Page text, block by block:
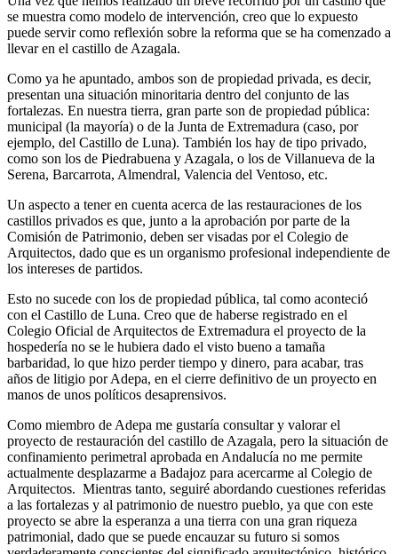
se muestra como modelo de intervención, creo que lo expuesto
puede servir como reflexión sobre la reforma que se ha comenzado a
llevar en el castillo de Azagala.
Como ya he apuntado, ambos son de propiedad privada, es decir,
presentan una situación minoritaria dentro del conjunto de las
fortalezas. En nuestra tierra, gran parte son de propiedad pública:
municipal (la mayoría) o de la Junta de Extremadura (caso, por
ejemplo, del Castillo de Luna). También los hay de tipo privado,
como son los de Piedrabuena y Azagala, o los de Villanueva de la
Serena, Barcarrota, Almendral, Valencia del Ventoso, etc.
Un aspecto a tener en cuenta acerca de las restauraciones de los
castillos privados es que, junto a la aprobación por parte de la
Comisión de Patrimonio, deben ser visadas por el Colegio de
Arquitectos, dado que es un organismo profesional independiente de
los intereses de partidos.
Esto no sucede con los de propiedad pública, tal como aconteció
con el Castillo de Luna. Creo que de haberse registrado en el
Colegio Oficial de Arquitectos de Extremadura el proyecto de la
hospedería no se le hubiera dado el visto bueno a tamaña
barbaridad, lo que hizo perder tiempo y dinero, para acabar, tras
años de litigio por Adepa, en el cierre definitivo de un proyecto en
manos de unos políticos desaprensivos.
Como miembro de Adepa me gustaría consultar y valorar el
proyecto de restauración del castillo de Azagala, pero la situación de
confinamiento perimetral aprobada en Andalucía no me permite
actualmente desplazarme a Badajoz para acercarme al Colegio de
Arquitectos. Mientras tanto, seguiré abordando cuestiones referidas
a las fortalezas y al patrimonio de nuestro pueblo, ya que con este
proyecto se abre la esperanza a una tierra con una gran riqueza
patrimonial, dado que se puede encauzar su futuro si somos